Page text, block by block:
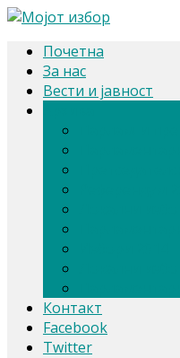
Почетна
За нас
Вести и јавност
Контакт
Facebook
Twitter